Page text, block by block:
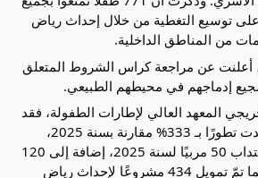
توسيع التغطية من خلال إحداث رياض
من المناطق الداخلية.
أعلنت عن مراجعة كراس الشروط المتعلق
إدماجهم في محيطهم الطبيعي.
المعهد العالي لإطارات الطفولة، فقد
بيّنت أنّ سنة 2026 شهدت تطورًا بـ 333% مقارنة بسنة 2025،
وسيتم قريبًا استكمال انتداب 50 مربيًا لسنة 2025، إضافة إلى 120
أستاذ شباب وطفولة. كما تمّ تمويل 434 مشروعًا لإحداث رياض